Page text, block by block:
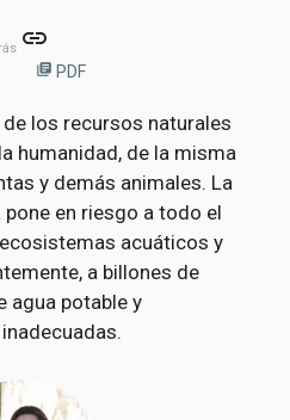
link
library_books PDF
los recursos naturales
humanidad, de la misma
y demás animales. La
en riesgo a todo el
acuáticos y
a billones de
agua potable y